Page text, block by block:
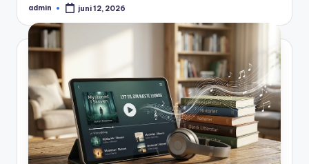
Posted
admin juni 12, 2026